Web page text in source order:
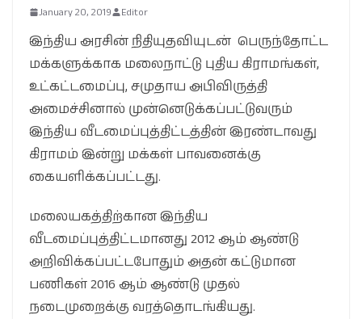
January 20, 2019 Editor
இந்திய அரசின் நிதியுதவியுடன் பெருந்தோட்ட
மக்களுக்காக மலைநாட்டு புதிய கிராமங்கள்,
உட்கட்டமைப்பு, சமுதாய அபிவிருத்தி
அமைச்சினால் முன்னெடுக்கப்பட்டுவரும்
இந்திய வீடமைப்புத்திட்டத்தின் இரண்டாவது
கிராமம் இன்று மக்கள் பாவனைக்கு
கையளிக்கப்பட்டது.
மலையகத்திற்கான இந்திய
வீடமைப்புத்திட்டமானது 2012 ஆம் ஆண்டு
அறிவிக்கப்பட்டபோதும் அதன் கட்டுமான
பணிகள் 2016 ஆம் ஆண்டு முதல்
நடைமுறைக்கு வரத்தொடங்கியது.